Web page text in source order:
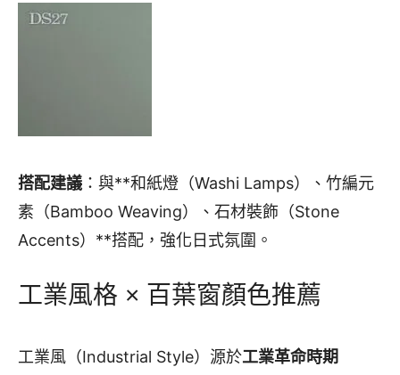
搭配建議 ：與**和紙燈（Washi Lamps）、竹編元
素（Bamboo Weaving）、石材裝飾（Stone
Accents）**搭配，強化日式氛圍。
工業風格 × 百葉窗顏色推薦
工業風（Industrial Style）源於工業革命時期